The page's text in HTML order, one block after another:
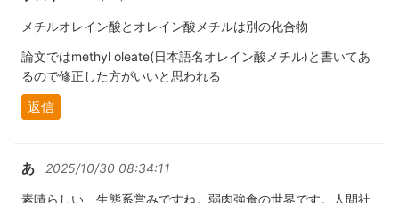
メチルオレイン酸とオレイン酸メチルは別の化合物
論文ではmethyl oleate(日本語名オレイン酸メチル)と書いてあ
るので修正した方がいいと思われる
返信
あ 2025/10/30 08:34:11
素晴らしい、生態系営みですね。弱肉強食の世界です。人間社